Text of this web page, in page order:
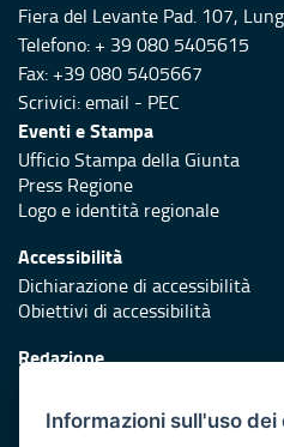
Fiera del Levante Pad. 107,
Telefono: + 39 080 5405615
Fax: +39 080 5405667
Scrivici:email - PEC
Eventi e Stampa
Ufficio Stampa della Giunta
Press Regione
Logo e identità regionale
Accessibilità
Dichiarazione di accessibilità
Obiettivi di accessibilità
Redazione
Protezione civile
Informazioni sull'uso dei